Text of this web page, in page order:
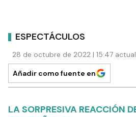
ESPECTÁCULOS
28 de octubre de 2022 | 15:47
Añadir como fuente en
LA SORPRESIVA REACCIÓN